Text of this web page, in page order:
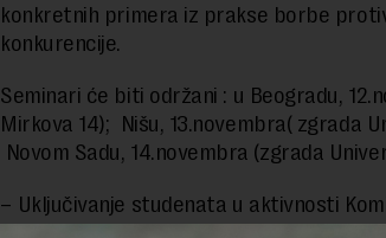
konkretnih primera iz prakse borbe
konkurencije.
Seminari će biti održani : u Beogradu,
Mirkova 14); Nišu, 13.novembra( zgrada
Novom Sadu, 14.novembra (zgrada
– Uključivanje studenata u aktivnosti
je od važnih zadataka naše institucije.